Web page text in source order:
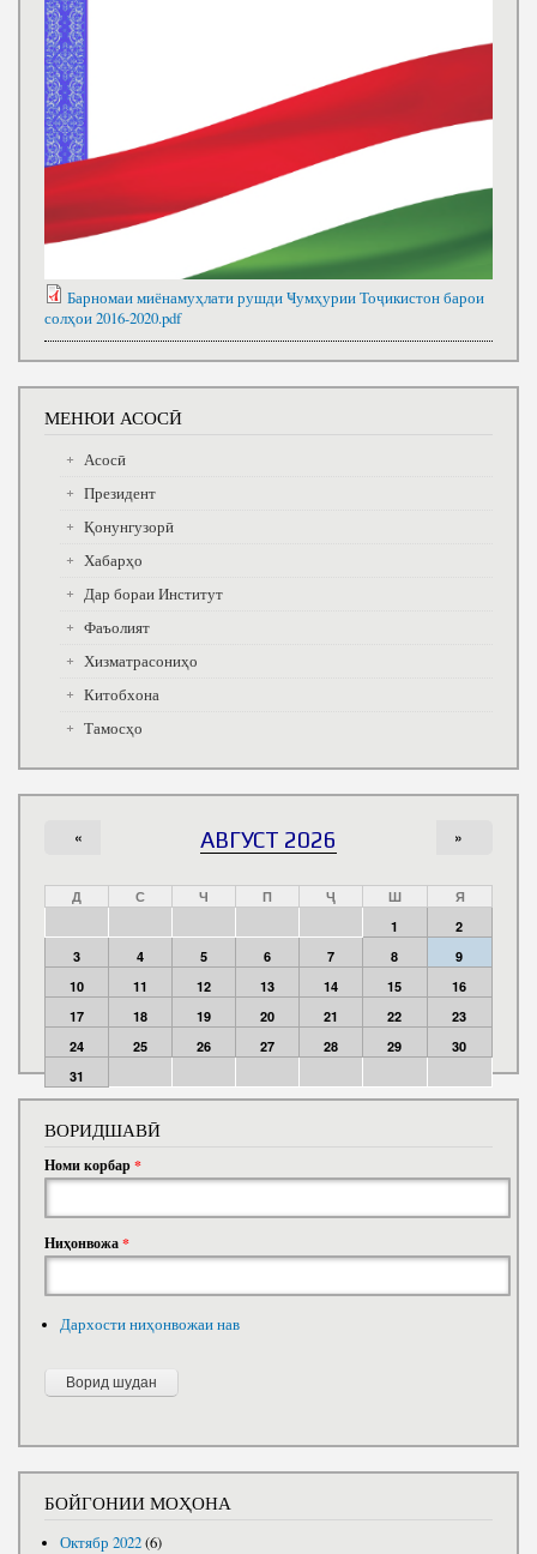
Барномаи миёнамуҳлати рушди Ҹумҳурии Тоҷикистон барои
солҳои 2016-2020.pdf
МЕНЮИ АСОСӢ
Асосӣ
Президент
Қонунгузорӣ
Хабарҳо
Дар бораи Институт
Фаъолият
Хизматрасониҳо
Китобхона
Тамосҳо
АВГУСТ 2026
« »
Д С Ч П Ҷ Ш
Я
1
2
3
4 5 6 7 8
9
10
11 12 13 14 15
16
17
18 19 20 21 22
23
24
25 26 27 28 29
30
31
ВОРИДШАВӢ
Номи корбар*
Ниҳонвожа*
Дархости ниҳонвожаи нав
БОЙГОНИИ МОҲОНА
Октябр 2022(6)